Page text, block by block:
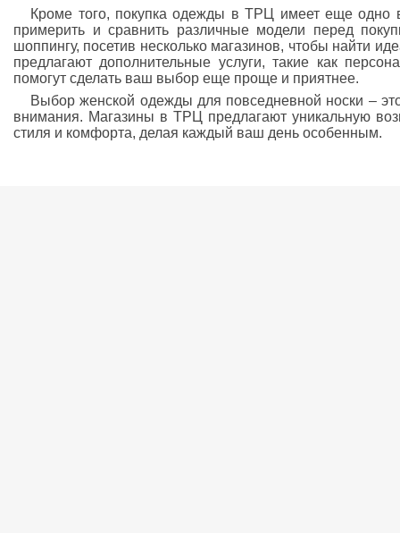
Кроме того, покупка одежды в ТРЦ имеет еще одно
примерить и сравнить различные модели перед
шоппингу, посетив несколько магазинов, чтобы найти
предлагают дополнительные услуги, такие как
помогут сделать ваш выбор еще проще и приятнее.
Выбор женской одежды для повседневной носки –
внимания. Магазины в ТРЦ предлагают уникальную
стиля и комфорта, делая каждый ваш день особенным.